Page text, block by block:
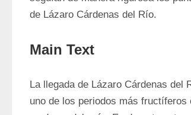
de Lázaro Cárdenas del Río.
Main Text
La llegada de Lázaro Cárdenas
uno de los periodos más